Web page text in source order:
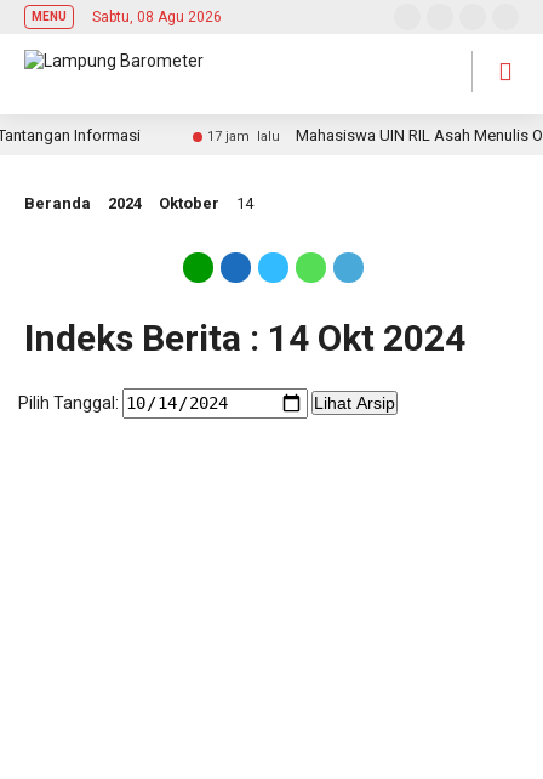
MENU Sabtu, 08 Agu 2026
Informasi 17 jam lalu Mahasiswa UIN RIL Asah Menulis
Beranda 2024 Oktober 14
Indeks Berita : 14 Okt 2024
Pilih Tanggal: Lihat Arsip